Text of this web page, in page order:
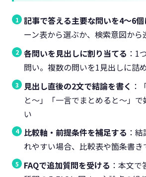
記事で答える主要な問いを4〜6個
ーン表から選ぶか、検索意図から
各問いを見出しに割り当てる ：1
問い。複数の問いを1見出しに詰
見出し直後の2文で結論を書く ：
と〜」「一言でまとめると〜」
い
比較軸・前提条件を補足する ：
れやすい場合、比較表や箇条書き
FAQで追加質問を受ける ：本文